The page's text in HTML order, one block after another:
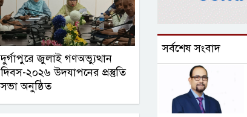
দুর্গাপুরে জুলাই গণঅভ্যুত্থান
দিবস-২০২৬ উদযাপনের প্রস্তুতি
সভা অনুষ্ঠিত
সর্বশেষ সংবাদ